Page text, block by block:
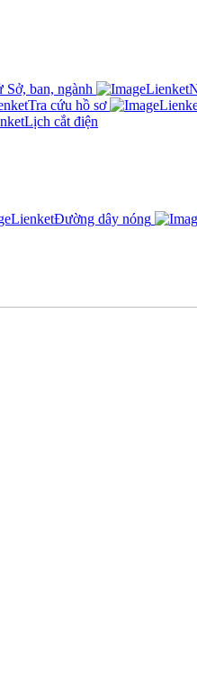
Sở, ban, ngành
Tra cứu hồ sơ
Lịch cắt điện
Đường dây nóng